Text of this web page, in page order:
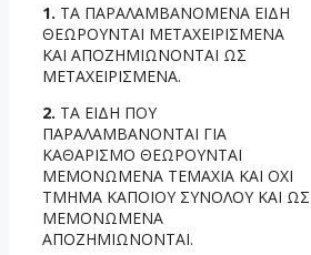
1. ΤΑ ΠΑΡΑΛΑΜΒΑΝΟΜΕΝΑ ΕΙΔΗ
ΘΕΩΡΟΥΝΤΑΙ ΜΕΤΑΧΕΙΡΙΣΜΕΝΑ
ΚΑΙ ΑΠΟΖΗΜΙΩΝΟΝΤΑΙ ΩΣ
ΜΕΤΑΧΕΙΡΙΣΜΕΝΑ.
2. ΤΑ ΕΙΔΗ ΠΟΥ
ΠΑΡΑΛΑΜΒΑΝΟΝΤΑΙ ΓΙΑ
ΚΑΘΑΡΙΣΜΟ ΘΕΩΡΟΥΝΤΑΙ
ΜΕΜΟΝΩΜΕΝΑ ΤΕΜΑΧΙΑ ΚΑΙ ΟΧΙ
ΤΜΗΜΑ ΚΑΠΟΙΟΥ ΣΥΝΟΛΟΥ ΚΑΙ ΩΣ
ΜΕΜΟΝΩΜΕΝΑ
ΑΠΟΖΗΜΙΩΝΟΝΤΑΙ.